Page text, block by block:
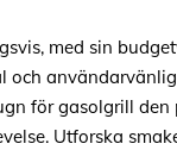
med sin
och
för gasolgrill
Utforska